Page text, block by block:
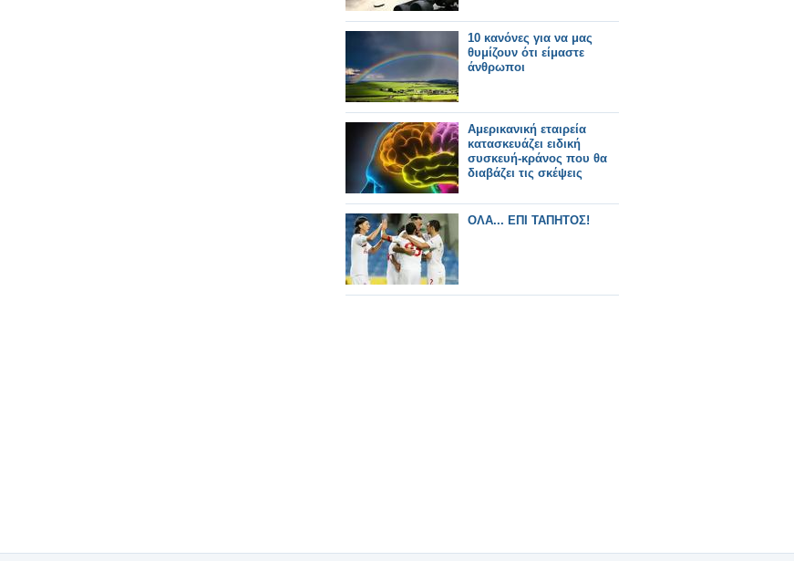
10 κανόνες για να μας
θυμίζουν ότι είμαστε
άνθρωποι
Αμερικανική εταιρεία
κατασκευάζει ειδική
συσκευή-κράνος που θα
διαβάζει τις σκέψεις
ΟΛΑ... ΕΠΙ ΤΑΠΗΤΟΣ!